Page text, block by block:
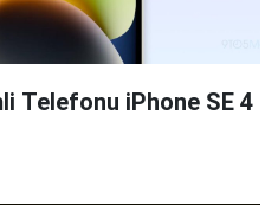
Telefonu iPhone SE 4